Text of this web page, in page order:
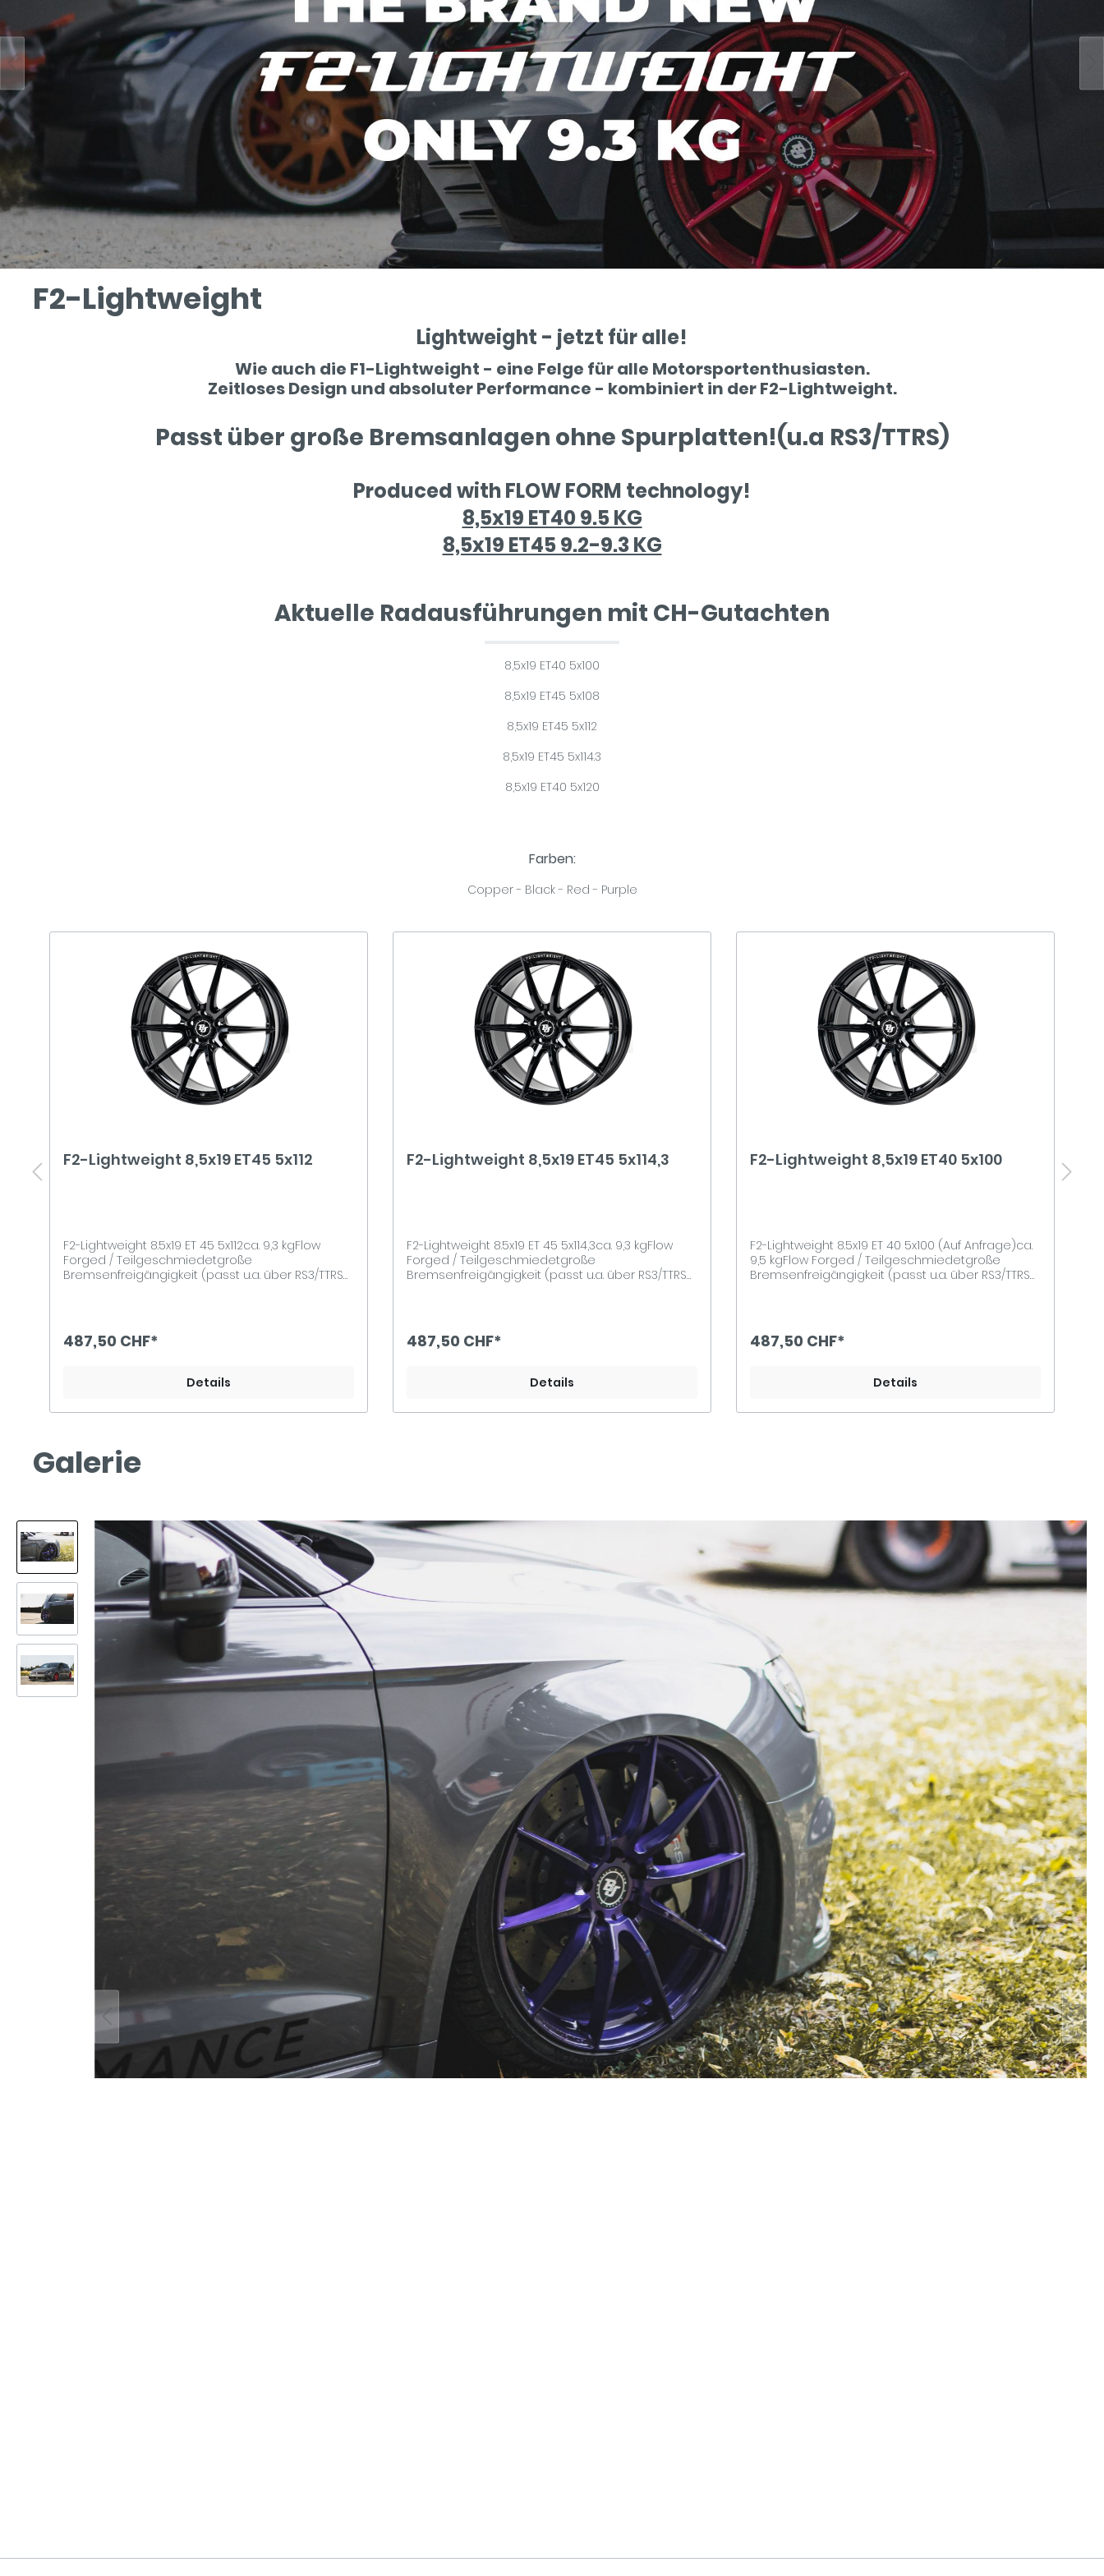
V4-Race
V5-Race
5x112
5x114,3
5x120
F1-Lightweight
5x100
5x120
F2-Lightweight
Zubehör
F2-Lightweight
Lightweight - jetzt für alle!
Wie auch die F1-Lightweight - eine Felge für alle Motorsportenthusiasten.
Zeitloses Design und absoluter Performance - kombiniert in der F2-Lightweight.
Passt über große Bremsanlagen ohne Spurplatten!(u.a RS3/TTRS)
Produced with FLOW FORM technology!
8,5x19 ET40 9.5 KG
8,5x19 ET45 9.2-9.3 KG
Aktuelle Radausführungen mit CH-Gutachten
8,5x19 ET40 5x100
8,5x19 ET45 5x108
8,5x19 ET45 5x112
8,5x19 ET45 5x114.3
8,5x19 ET40 5x120
Farben:
Copper - Black - Red - Purple
F2-Lightweight 8,5x19 ET45 5x112
F2-Lightweight 8.5x19 ET 45 5x112ca. 9,3 kgFlow
Forged / Teilgeschmiedetgroße
Bremsenfreigängigkeit (passt u.a. über RS3/TTRS
487,50 CHF*
Details
F2-Lightweight 8,5x19 ET45 5x114,3
F2-Lightweight 8.5x19 ET 45 5x114,3ca. 9,3 kgFlow
Forged / Teilgeschmiedetgroße
Bremsenfreigängigkeit (passt u.a. über RS3/TTRS
487,50 CHF*
Details
F2-Lightweight 8,5x19 ET40 5x100
F2-Lightweight 8.5x19 ET 40 5x100 (Auf Anfrage)ca.
9,5 kgFlow Forged / Teilgeschmiedetgroße
Bremsenfreigängigkeit (passt u.a. über RS3/TTRS
487,50 CHF*
Details
Galerie